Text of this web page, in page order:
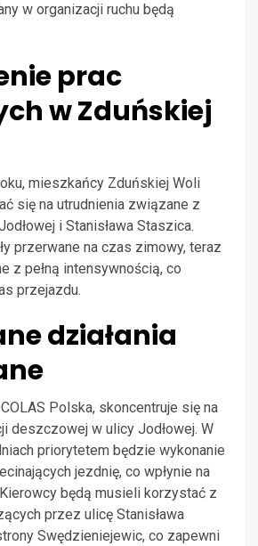
w organizacji ruchu będą
prac
w Zduńskiej
mieszkańcy Zduńskiej Woli
się na utrudnienia związane z
i Stanisława Staszica.
przerwane na czas zimowy, teraz
z pełną intensywnością, co
przejazdu.
działania
Polska, skoncentruje się na
deszczowej w ulicy Jodłowej. W
priorytetem będzie wykonanie
jezdnię, co wpłynie na
będą musieli korzystać z
przez ulicę Stanisława
Swędzieniejewic, co zapewni